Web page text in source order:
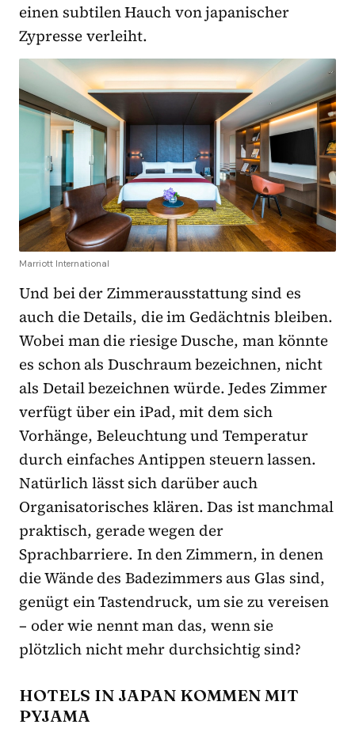
einen subtilen Hauch von japanischer
Zypresse verleiht.
Marriott International
Und bei der Zimmerausstattung sind es
auch die Details, die im Gedächtnis bleiben.
Wobei man die riesige Dusche, man könnte
es schon als Duschraum bezeichnen, nicht
als Detail bezeichnen würde. Jedes Zimmer
verfügt über ein iPad, mit dem sich
Vorhänge, Beleuchtung und Temperatur
durch einfaches Antippen steuern lassen.
Natürlich lässt sich darüber auch
Organisatorisches klären. Das ist manchmal
praktisch, gerade wegen der
Sprachbarriere. In den Zimmern, in denen
die Wände des Badezimmers aus Glas sind,
genügt ein Tastendruck, um sie zu vereisen
– oder wie nennt man das, wenn sie
plötzlich nicht mehr durchsichtig sind?
HOTELS IN JAPAN KOMMEN MIT
PYJAMA